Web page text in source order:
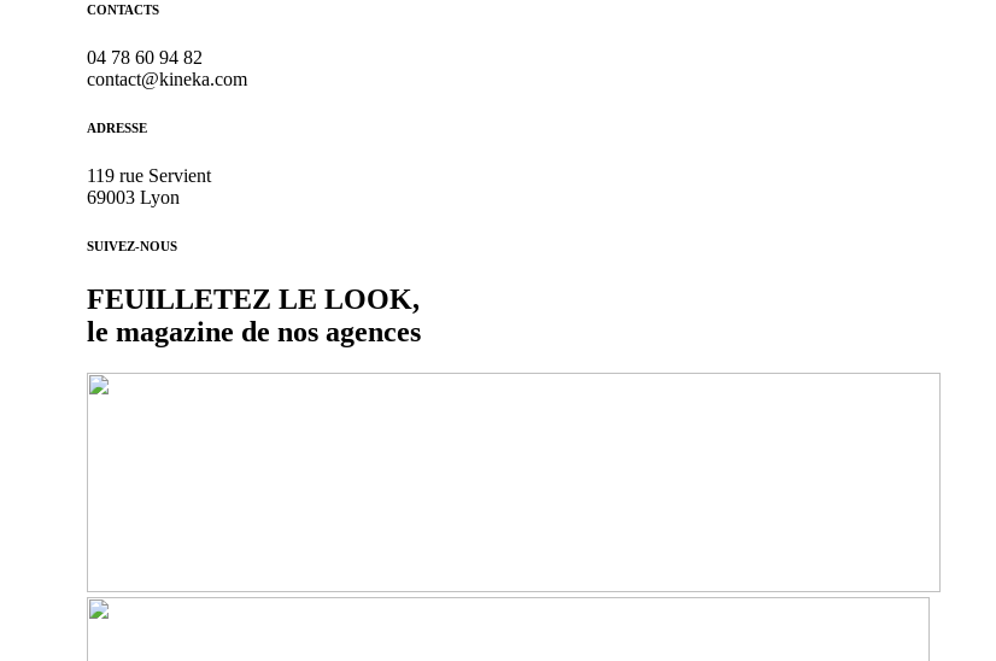
CONTACTS
04 78 60 94 82
contact@kineka.com
ADRESSE
119 rue Servient
69003 Lyon
SUIVEZ-NOUS
FEUILLETEZ LE LOOK,
le magazine de nos agences